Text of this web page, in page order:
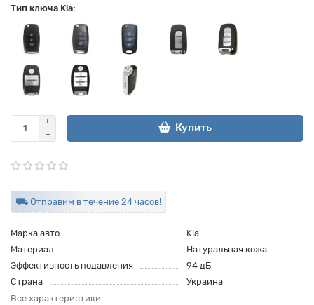
Тип ключа Kia:
Купить
⛟ Отправим в течение 24 часов!
Марка авто
Kia
Материал
Натуральная кожа
Эффективность подавления
94 дБ
Страна
Украина
Все характеристики